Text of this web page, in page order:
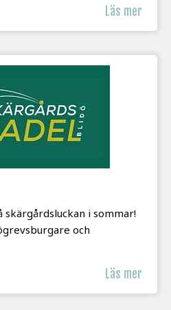
Läs mer
skärgårdsluckan i sommar!
och
Läs mer